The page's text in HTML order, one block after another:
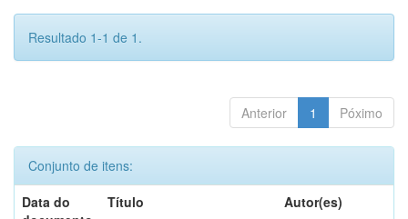
Resultado 1-1 de 1.
Anterior 1 Póximo
Conjunto de itens:
Data do
Título Autor(es)